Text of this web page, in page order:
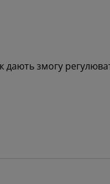
змогу